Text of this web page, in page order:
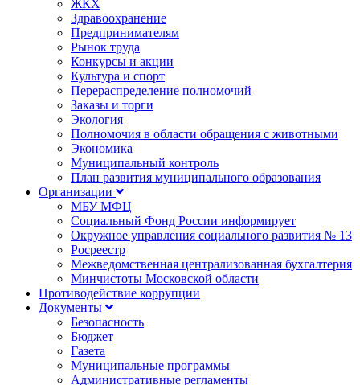
ЖКХ
Здравоохранение
Предпринимателям
Рынок труда
Конкурсы и акции
Культура и спорт
Перераспределение полномочий
Заказы и торги
Экология
Полномочия в области обращения с животными
Экономика
Муниципальный контроль
План развития муниципального образования
Организации
МБУ МФЦ
Социальный Фонд России информирует
Окружное управления социального развития № 13
Росреестр
Межведомственная централизованная бухгалтерия
Минчистоты Московской области
Противодействие коррупции
Документы
Безопасность
Бюджет
Газета
Муниципальные программы
Административные регламенты